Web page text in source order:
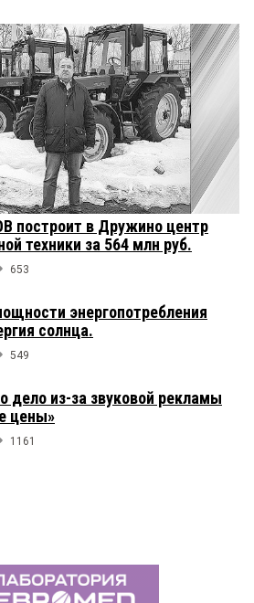
построит в Дружино центр
техники за 564 млн руб.
653
энергопотребления
солнца.
549
дело из-за звуковой рекламы
цены»
1161